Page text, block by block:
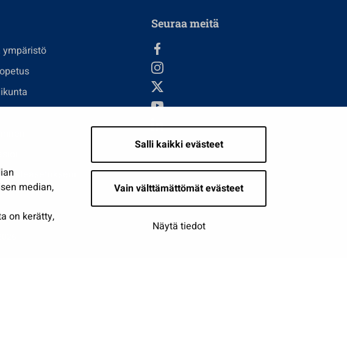
median,
on kerätty,
Salli kaikki evästeet
Vain välttämättömät evästeet
Näytä tiedot
ympäristö
Seuraa meitä